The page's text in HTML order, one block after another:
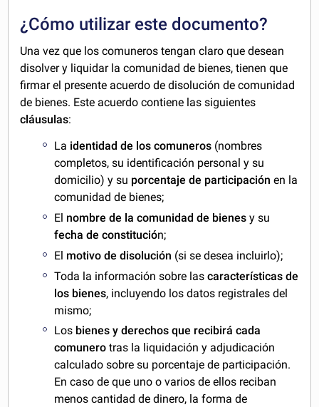
¿Cómo utilizar este documento?
Una vez que los comuneros tengan claro que desean
disolver y liquidar la comunidad de bienes, tienen que
firmar el presente acuerdo de disolución de comunidad
de bienes. Este acuerdo contiene las siguientes
cláusulas:
La identidad de los comuneros (nombres
completos, su identificación personal y su
domicilio) y su porcentaje de participación en la
comunidad de bienes;
El nombre de la comunidad de bienes y su
fecha de constitución;
El motivo de disolución (si se desea incluirlo);
Toda la información sobre lascaracterísticas de
los bienes, incluyendo los datos registrales del
mismo;
Los bienes y derechos que recibirá cada
comunero tras la liquidación y adjudicación
calculado sobre su porcentaje de participación.
En caso de que uno o varios de ellos reciban
menos cantidad de dinero, la forma de